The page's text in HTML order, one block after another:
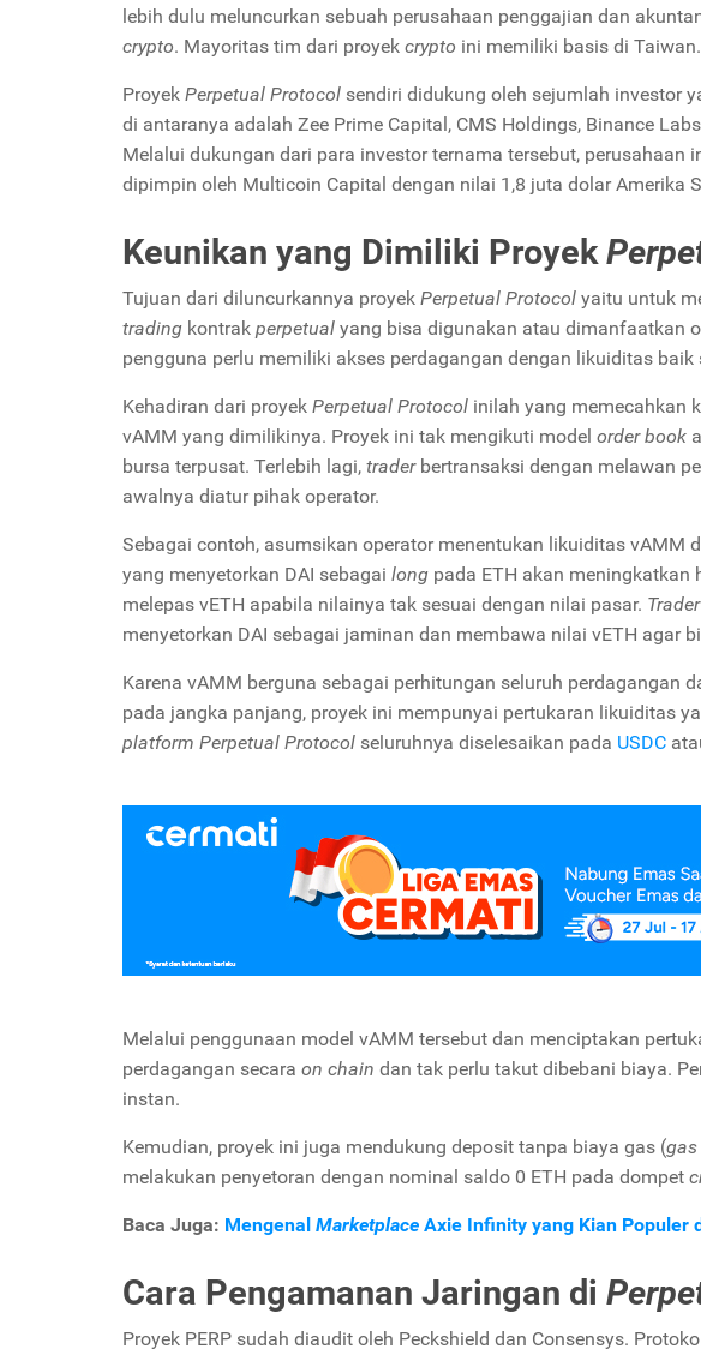
lebih dulu meluncurkan sebuah perusahaan penggajian dan
crypto. Mayoritas tim dari proyek crypto ini memiliki basis di Taiwan.
Proyek Perpetual Protocol sendiri didukung oleh sejumlah investor
di antaranya adalah Zee Prime Capital, CMS Holdings, Binance
Melalui dukungan dari para investor ternama tersebut,
dipimpin oleh Multicoin Capital dengan nilai 1,8 juta dolar Amerika
Keunikan yang Dimiliki Proyek
Tujuan dari diluncurkannya proyek Perpetual Protocol yaitu untuk
trading kontrak perpetual yang bisa digunakan atau dimanfaatkan
pengguna perlu memiliki akses perdagangan dengan likuiditas baik
Kehadiran dari proyek Perpetual Protocol inilah yang memecahkan
vAMM yang dimilikinya. Proyek ini tak mengikuti model order book
bursa terpusat. Terlebih lagi, traderbertransaksi dengan melawan
awalnya diatur pihak operator.
Sebagai contoh, asumsikan operator menentukan likuiditas vAMM
yang menyetorkan DAI sebagai long pada ETH akan
melepas vETH apabila nilainya tak sesuai dengan nilai pasar. Trader
menyetorkan DAI sebagai jaminan dan membawa nilai vETH agar
Karena vAMM berguna sebagai perhitungan seluruh perdagangan
pada jangka panjang, proyek ini mempunyai pertukaran likuiditas
platform Perpetual Protocol seluruhnya diselesaikan pada USDC
Melalui penggunaan model vAMM tersebut dan menciptakan
perdagangan secara on chain dan tak perlu takut dibebani biaya.
instan.
Kemudian, proyek ini juga mendukung deposit tanpa biaya gas (gas
melakukan penyetoran dengan nominal saldo 0 ETH pada dompet
Baca Juga: Mengenal Marketplace Axie Infinity yang Kian Populer
Cara Pengamanan Jaringan di
Proyek PERP sudah diaudit oleh Peckshield dan Consensys.